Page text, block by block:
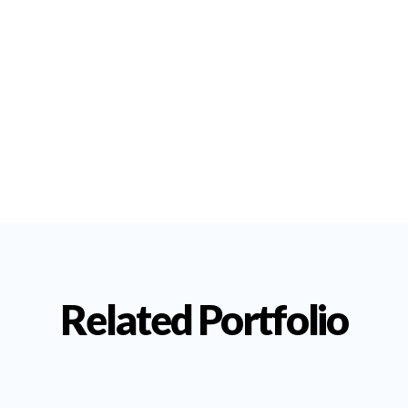
Related Portfolio